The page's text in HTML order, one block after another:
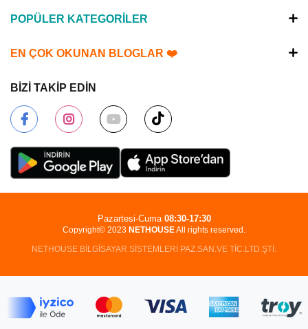
POPÜLER KATEGORİLER
EN ÇOK OKUNAN BLOGLAR ❤️
BİZİ TAKİP EDİN
Copyright© 2023 NETHOUSEAll rights reserved.
NETHOUSE BİLGİSAYAR SİSTEMLERİ PAZ.SAN.VE TİC.LTD.ŞTİ.
Pazartesi-Cuma 08:30-17:30